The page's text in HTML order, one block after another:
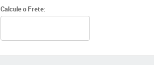
Calcule o Frete: